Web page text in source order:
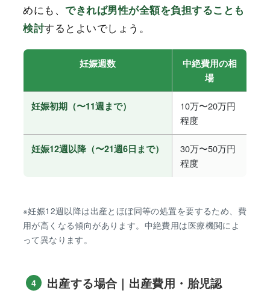
めにも、できれば男性が全額を負担することも
検討するとよいでしょう。
妊娠週数
中絶費用の相
場
妊娠初期（〜11週まで）
10万〜20万円
程度
妊娠12週以降（〜21週6日まで）
30万〜50万円
程度
※妊娠12週以降は出産とほぼ同等の処置を要するため、費
用が高くなる傾向があります。中絶費用は医療機関によ
って異なります。
4
出産する場合｜出産費用・胎児認